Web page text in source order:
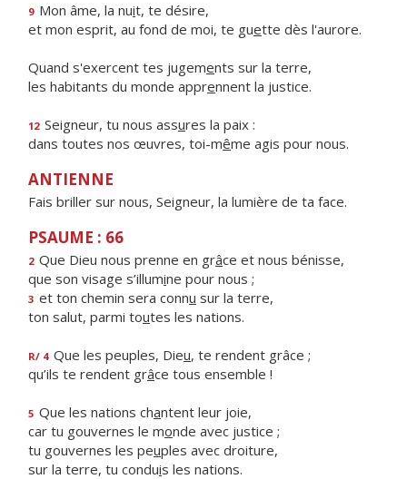
9 Mon âme, la nuit, te désire,
et mon esprit, au fond de moi, te guette dès l'aurore.
Quand s'exercent tes jugements sur la terre,
les habitants du monde apprennent la justice.
12 Seigneur, tu nous assures la paix :
dans toutes nos œuvres, toi-même agis pour nous.
ANTIENNE
Fais briller sur nous, Seigneur, la lumière de ta face.
PSAUME : 66
2 Que Dieu nous prenne en grâce et nous bénisse,
que son visage s’illumine pour nous ;
3 et ton chemin sera connu sur la terre,
ton salut, parmi toutes les nations.
R/ 4 Que les peuples, Dieu, te rendent grâce ;
qu’ils te rendent grâce tous ensemble !
5 Que les nations chantent leur joie,
car tu gouvernes le monde avec justice ;
tu gouvernes les peuples avec droiture,
sur la terre, tu conduis les nations.